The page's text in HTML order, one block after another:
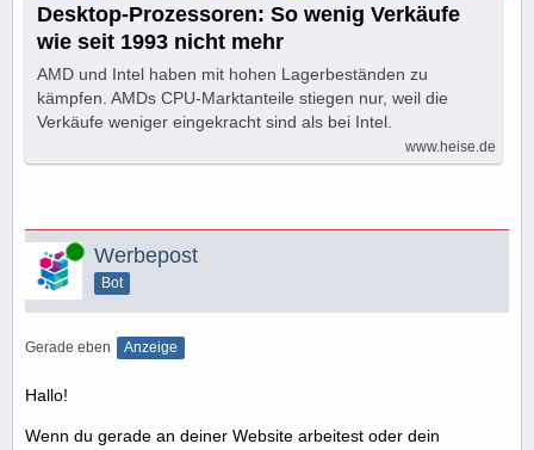
Desktop-Prozessoren: So wenig Verkäufe
wie seit 1993 nicht mehr
AMD und Intel haben mit hohen Lagerbeständen zu
kämpfen. AMDs CPU-Marktanteile stiegen nur, weil die
Verkäufe weniger eingekracht sind als bei Intel.
www.heise.de
Online Werbepost
Bot
Gerade eben Anzeige
Hallo!
Wenn du gerade an deiner Website arbeitest oder dein